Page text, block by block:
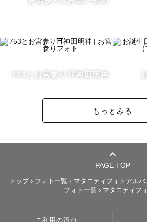
の良い友人もいるかもしれません。
年後も振り返りたくなるような写真を
パパとママにとって『この瞬間が宝物
子育て中のママだからこそ、
・撮られる側の不安や緊張
753とお宮参り⛩️神田明神
もっとみる
PAGE TOP
トップ› フォト一覧 › マタニティフォトアルバ
フォト一覧 › マタニティフ
ご利用の流れ